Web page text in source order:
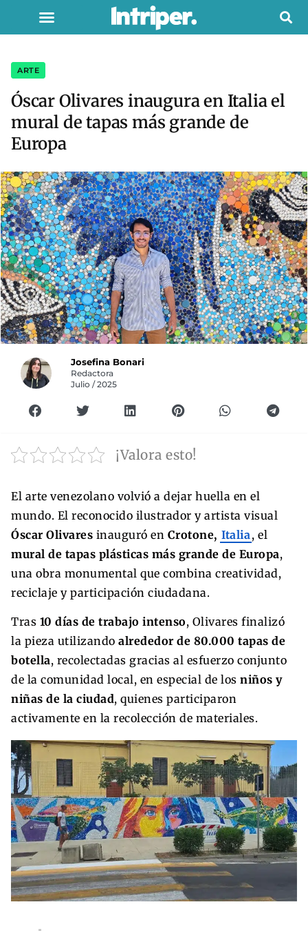
ARTE
Óscar Olivares inaugura en Italia el
mural de tapas más grande de
Europa
Josefina Bonari
Redactora
Julio / 2025
¡Valora esto!
El arte venezolano volvió a dejar huella en el
mundo. El reconocido ilustrador y artista visual
Óscar Olivares inauguró en Crotone, Italia , el
mural de tapas plásticas más grande de Europa,
una obra monumental que combina creatividad,
reciclaje y participación ciudadana.
Tras 10 días de trabajo intenso, Olivares finalizó
la pieza utilizando alrededor de 80.000 tapas de
botella, recolectadas gracias al esfuerzo conjunto
de la comunidad local, en especial de los niños y
niñas de la ciudad, quienes participaron
activamente en la recolección de materiales.